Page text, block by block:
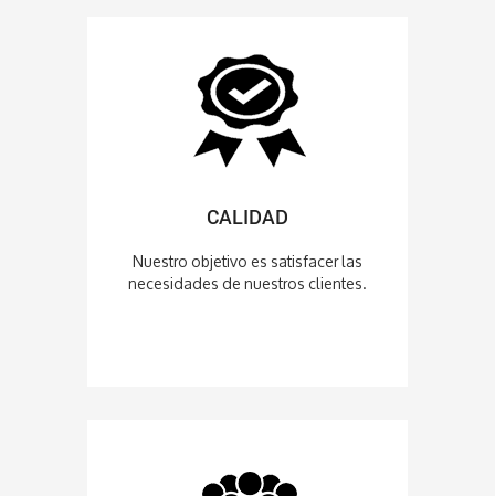
CALIDAD
Nuestro objetivo es satisfacer las
necesidades de nuestros clientes.